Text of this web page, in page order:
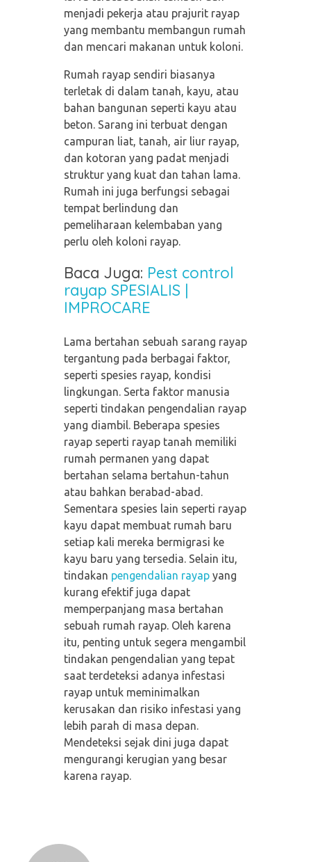
menjadi pekerja atau prajurit rayap
yang membantu membangun rumah
dan mencari makanan untuk koloni.
Rumah rayap sendiri biasanya
terletak di dalam tanah, kayu, atau
bahan bangunan seperti kayu atau
beton. Sarang ini terbuat dengan
campuran liat, tanah, air liur rayap,
dan kotoran yang padat menjadi
struktur yang kuat dan tahan lama.
Rumah ini juga berfungsi sebagai
tempat berlindung dan
pemeliharaan kelembaban yang
perlu oleh koloni rayap.
Baca Juga: Pest control
rayap SPESIALIS |
IMPROCARE
Lama bertahan sebuah sarang rayap
tergantung pada berbagai faktor,
seperti spesies rayap, kondisi
lingkungan. Serta faktor manusia
seperti tindakan pengendalian rayap
yang diambil. Beberapa spesies
rayap seperti rayap tanah memiliki
rumah permanen yang dapat
bertahan selama bertahun-tahun
atau bahkan berabad-abad.
Sementara spesies lain seperti rayap
kayu dapat membuat rumah baru
setiap kali mereka bermigrasi ke
kayu baru yang tersedia. Selain itu,
tindakan pengendalian rayapyang
kurang efektif juga dapat
memperpanjang masa bertahan
sebuah rumah rayap. Oleh karena
itu, penting untuk segera mengambil
tindakan pengendalian yang tepat
saat terdeteksi adanya infestasi
rayap untuk meminimalkan
kerusakan dan risiko infestasi yang
lebih parah di masa depan.
Mendeteksi sejak dini juga dapat
mengurangi kerugian yang besar
karena rayap.